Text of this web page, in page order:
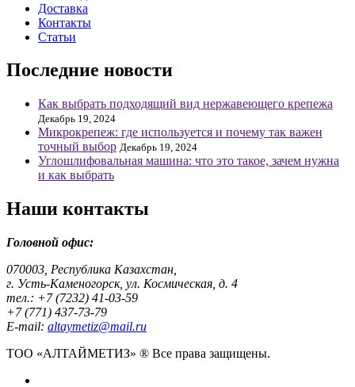
Доставка
Контакты
Статьи
Последние новости
Как выбрать подходящий вид нержавеющего крепежа
Декабрь 19, 2024
Микрокрепеж: где используется и почему так важен
точный выбор Декабрь 19, 2024
Углошлифовальная машина: что это такое, зачем нужна
и как выбрать
Наши контакты
Головной офис:
070003, Республика Казахстан,
г. Усть-Каменогорск, ул. Космическая, д. 4
тел.: +7 (7232) 41-03-59
+7 (771) 437-73-79
E-mail: altaymetiz@mail.ru
ТОО «АЛТАЙМЕТИЗ» ® Все права защищены.